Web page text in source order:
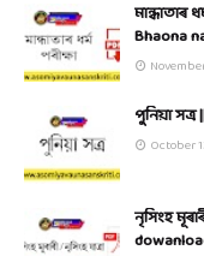
মান্ধাতাৰ
Bhaona
পুনিয়া
October
নৃসিংহ